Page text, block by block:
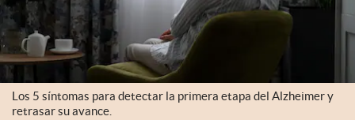
Los 5 síntomas para detectar la primera etapa del Alzheimer y
retrasar su avance.